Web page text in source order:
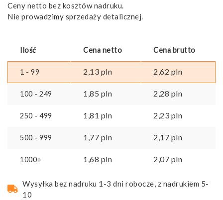
Ceny netto bez kosztów nadruku.
Nie prowadzimy sprzedaży detalicznej.
Ilość Cena netto Cena brutto
1 - 99 2,13 pln 2,62 pln
100 - 249 1,85 pln 2,28 pln
250 - 499 1,81 pln 2,23 pln
500 - 999 1,77 pln 2,17 pln
1000+ 1,68 pln 2,07 pln
Wysyłka bez nadruku 1-3 dni robocze, z nadrukiem 5-
10